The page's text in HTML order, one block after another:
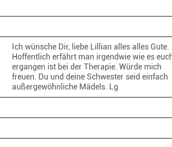
Ich wünsche Dir, liebe Lillian alles alles Gute.
Hoffentlich erfährt man irgendwie wie es
ergangen ist bei der Therapie. Würde mich
freuen. Du und deine Schwester seid einfach
außergewöhnliche Mädels. Lg